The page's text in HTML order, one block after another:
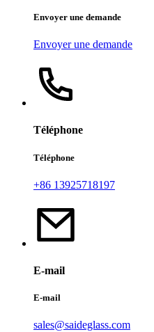
Envoyer une demande
Envoyer une demande
Téléphone
Téléphone
+86 13925718197
E-mail
E-mail
sales@saideglass.com